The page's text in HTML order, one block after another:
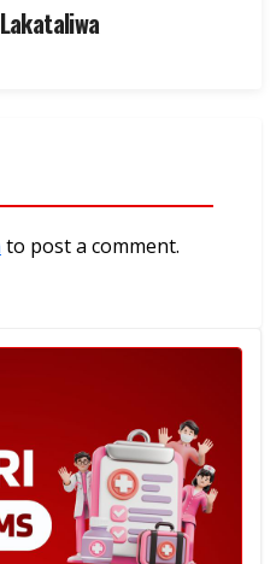
to post a comment.